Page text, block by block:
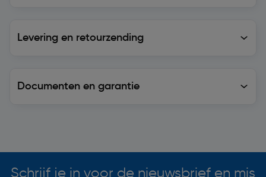
Levering en retourzending
Documenten en garantie
Schrijf je in voor de nieuwsbrief en mis